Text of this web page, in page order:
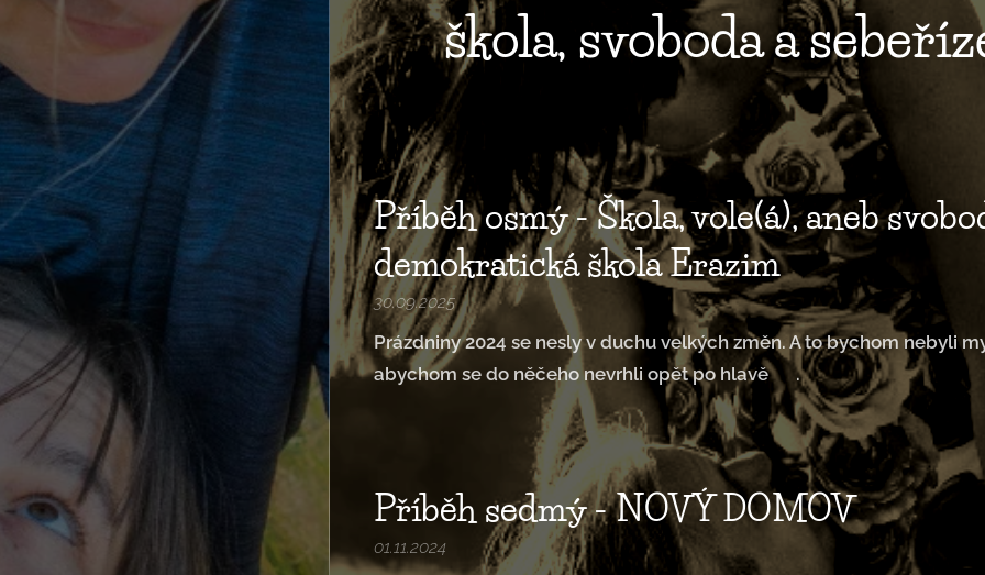
škola, svoboda a
Příběh osmý - Škola, vole(á), aneb
demokratická škola Erazim
30.09.2025
Prázdniny 2024 se nesly v duchu velkých změn. A to bychom nebyli
abychom se do něčeho nevrhli opět po hlavě 🤣.
Příběh sedmý - NOVÝ DOMOV
01.11.2024